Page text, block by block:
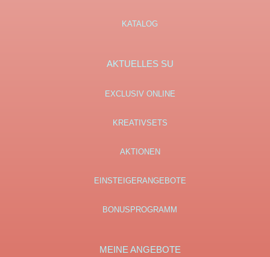
KATALOG
AKTUELLES SU
EXCLUSIV ONLINE
KREATIVSETS
AKTIONEN
EINSTEIGERANGEBOTE
BONUSPROGRAMM
MEINE ANGEBOTE